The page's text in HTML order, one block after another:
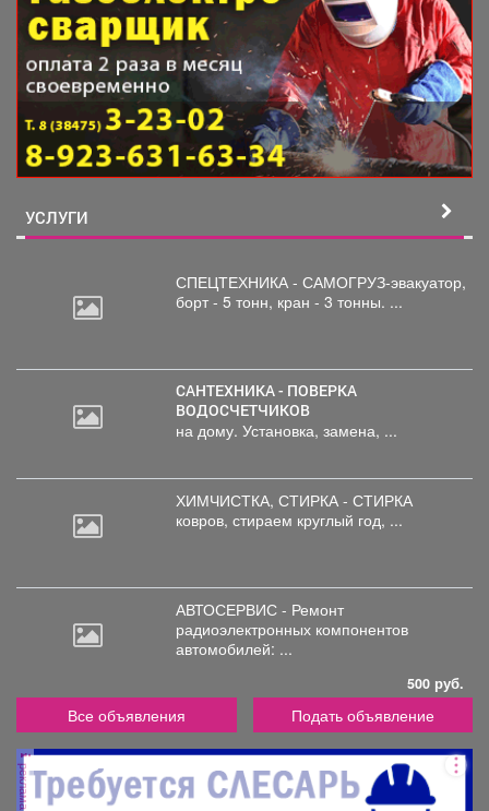
УСЛУГИ
СПЕЦТЕХНИКА - САМОГРУЗ-эвакуатор,
борт - 5 тонн, кран - 3 тонны. ...
САНТЕХНИКА - ПОВЕРКА
ВОДОСЧЕТЧИКОВ
на дому. Установка, замена, ...
ХИМЧИСТКА, СТИРКА - СТИРКА
ковров, стираем круглый год, ...
АВТОСЕРВИС - Ремонт
радиоэлектронных компонентов
автомобилей: ...
500 руб.
Все объявления Подать объявление
реклама